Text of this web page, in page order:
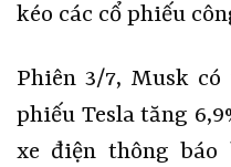
kéo các cổ phiếu
Phiên 3/7, Musk
phiếu Tesla tăng
xe điện thông báo